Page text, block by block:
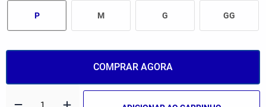
P M G GG
COMPRAR AGORA